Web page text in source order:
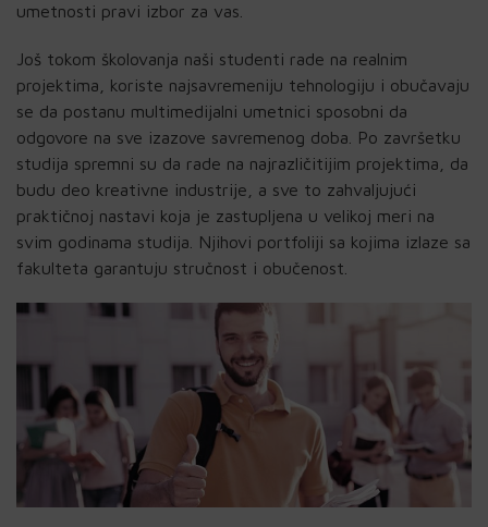
umetnosti pravi izbor za vas.
Još tokom školovanja naši studenti rade na realnim
projektima, koriste najsavremeniju tehnologiju i obučavaju
se da postanu multimedijalni umetnici sposobni da
odgovore na sve izazove savremenog doba. Po završetku
studija spremni su da rade na najrazličitijim projektima, da
budu deo kreativne industrije, a sve to zahvaljujući
praktičnoj nastavi koja je zastupljena u velikoj meri na
svim godinama studija. Njihovi portfoliji sa kojima izlaze sa
fakulteta garantuju stručnost i obučenost.